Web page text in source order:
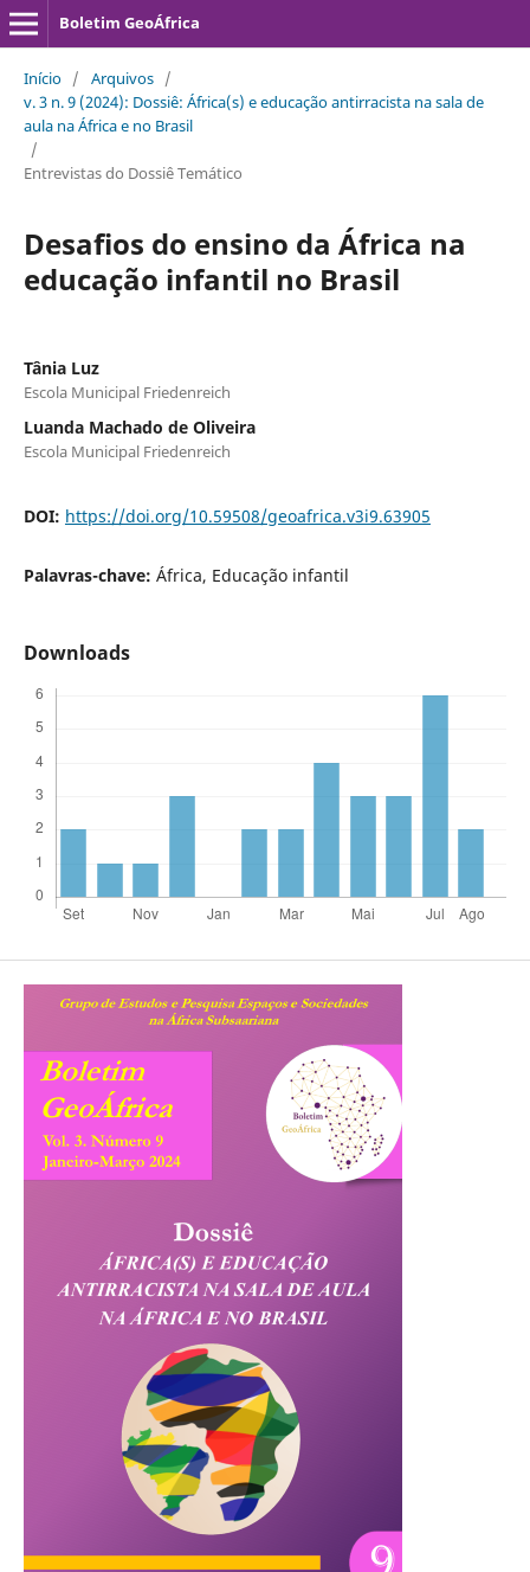
Boletim GeoÁfrica
Início / Arquivos /
v. 3 n. 9 (2024): Dossiê: África(s) e educação antirracista na sala de
aula na África e no Brasil
/
Entrevistas do Dossiê Temático
Desafios do ensino da África na
educação infantil no Brasil
Tânia Luz
Escola Municipal Friedenreich
Luanda Machado de Oliveira
Escola Municipal Friedenreich
DOI: https://doi.org/10.59508/geoafrica.v3i9.63905
Palavras-chave: África, Educação infantil
Downloads